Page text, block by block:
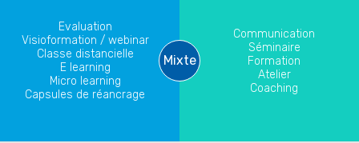
Evaluation
Visioformation / webinar
Classe distancielle
E learning
Micro learning
Capsules de réancrage
Mixte
Communication
Séminaire
Formation
Atelier
Coaching